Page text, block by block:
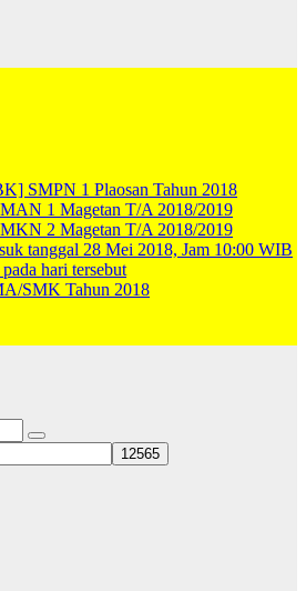
SMPN 1 Plaosan Tahun 2018
1 Magetan T/A 2018/2019
2 Magetan T/A 2018/2019
tanggal 28 Mei 2018, Jam 10:00 WIB
hari tersebut
SMK Tahun 2018